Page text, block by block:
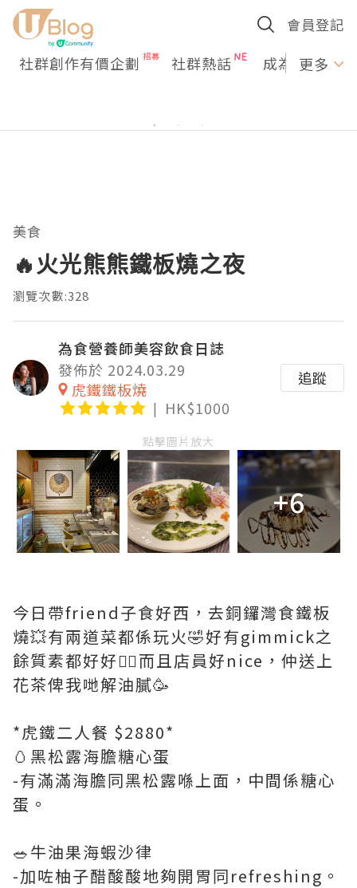
會員登記
社群創作有價企劃 社群熱話 成為U更多
美食
🔥火光熊熊鐵板燒之夜
瀏覽次數:328
為食營養師美容飲食日誌
發佈於 2024.03.29
虎鐵鐵板燒
HK$1000
追蹤
點擊圖片放大
+6
今日帶friend子食好西，去銅鑼灣食鐵板
燒💥有兩道菜都係玩火🤣好有gimmick之
餘質素都好好👍🏻而且店員好nice，仲送上
花茶俾我哋解油膩🥳
*虎鐵二人餐 $2880*
🥚黑松露海膽糖心蛋
-有滿滿海膽同黑松露喺上面，中間係糖心
蛋。
🥗牛油果海蝦沙律
-加咗柚子醋酸酸地夠開胃同refreshing。